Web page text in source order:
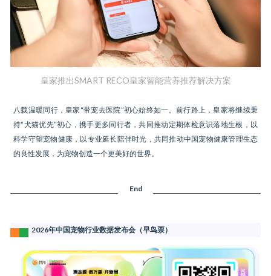
皇家推出SMART RECO皇家智能营养推荐解决方案
八载温暖同行，皇家“带宠去医院”初心始终如一。前行路上，皇家将继续秉
持“犬猫优先”初心，携手更多同行者，共同推动定期体检意识落地生根，以
科学守望宠物健康，以专业延长陪伴时光，共同推动中国宠物健康管理生态
的良性发展，为宠物创造一个更美好的世界。
End
2026年中国宠物行业数据发布会（早鸟票）